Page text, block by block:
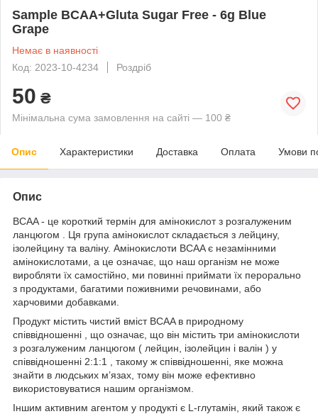
Sample BCAA+Gluta Sugar Free - 6g Blue
Grape
Немає в наявності
Код: 2023-10-4234
Роздріб
50 ₴
Мінімальна сума замовлення на сайті — 100 ₴
Опис Характеристики Доставка Оплата Умови
Опис
BCAA - це короткий термін для амінокислот з розгалуженим
ланцюгом . Ця група амінокислот складається з лейцину,
ізолейцину та валіну. Амінокислоти BCAA є незамінними
амінокислотами, а це означає, що наш організм не може
виробляти їх самостійно, ми повинні приймати їх перорально
з продуктами, багатими поживними речовинами, або
харчовими добавками.
Продукт містить чистий вміст BCAA в природному
співвідношенні , що означає, що він містить три амінокислоти
з розгалуженим ланцюгом ( лейцин, ізолейцин і валін ) у
співвідношенні 2:1:1 , такому ж співвідношенні, яке можна
знайти в людських м’язах, тому він може ефективно
використовуватися нашим організмом.
Іншим активним агентом у продукті є L-глутамін, який також є